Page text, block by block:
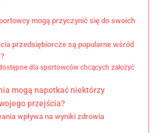
mogą przyczynić się do swoich
przedsiębiorcze są popularne wśród
dla sportowców chcących założyć
mogą napotkać niektórzy
przejścia?
wpływa na wyniki zdrowia